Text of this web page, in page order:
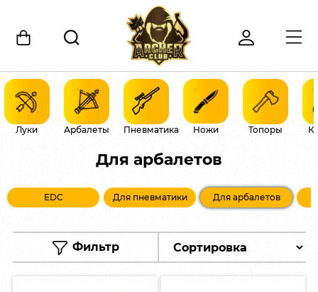
Луки Арбалеты Пневматика Ножи Топоры
Для арбалетов
EDC Для пневматики Для арбалетов
Фильтр